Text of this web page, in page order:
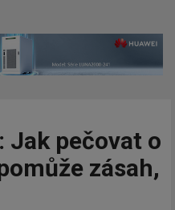
Jak pečovat o
zásah,